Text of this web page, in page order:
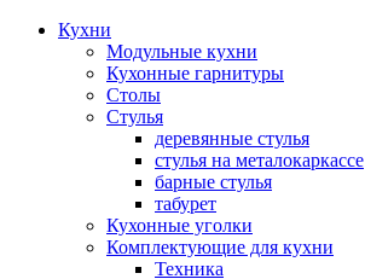
Кухни
Модульные кухни
Кухонные гарнитуры
Столы
Стулья
деревянные стулья
стулья на металокаркассе
барные стулья
табурет
Кухонные уголки
Комплектующие для кухни
Техника